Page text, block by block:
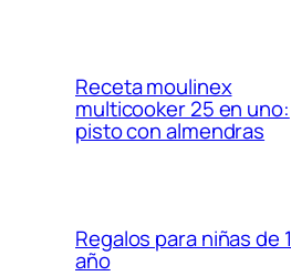
Receta moulinex
multicooker 25 en uno:
pisto con almendras
Regalos para niñas de 1
año